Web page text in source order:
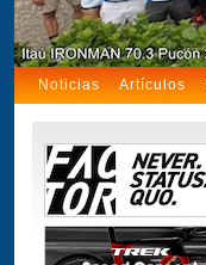
Noticias Artículos